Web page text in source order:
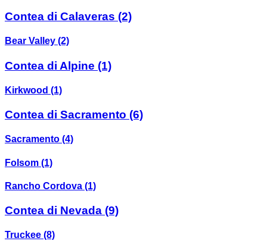
Contea di Calaveras (2)
Bear Valley (2)
Contea di Alpine (1)
Kirkwood (1)
Contea di Sacramento (6)
Sacramento (4)
Folsom (1)
Rancho Cordova (1)
Contea di Nevada (9)
Truckee (8)